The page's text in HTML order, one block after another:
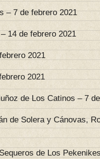
– 7 de febrero 2021
14 de febrero 2021
2021
2021
de Los Catinos – 7
de Solera y Cánovas,
de Los